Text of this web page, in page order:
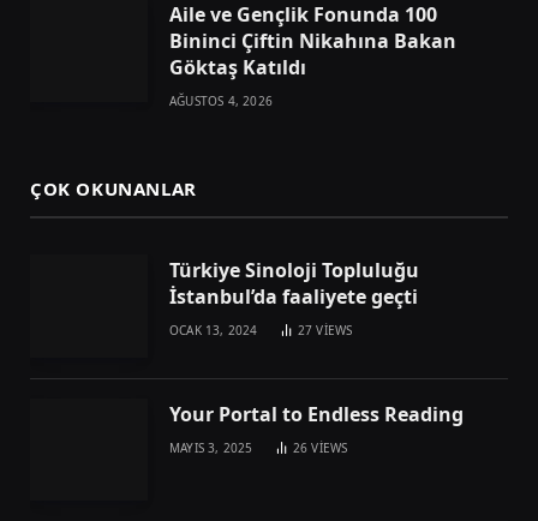
Aile ve Gençlik Fonunda 100
Bininci Çiftin Nikahına Bakan
Göktaş Katıldı
AĞUSTOS 4, 2026
ÇOK OKUNANLAR
Türkiye Sinoloji Topluluğu
İstanbul’da faaliyete geçti
OCAK 13, 2024 27VIEWS
Your Portal to Endless Reading
MAYIS 3, 2025 26VIEWS